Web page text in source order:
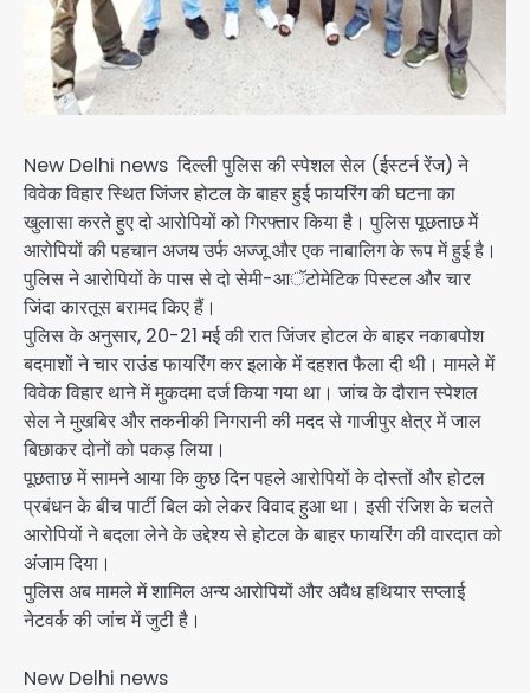
New Delhi news दिल्ली पुलिस की स्पेशल सेल (ईस्टर्न रेंज) ने
विवेक विहार स्थित जिंजर होटल के बाहर हुई फायरिंग की घटना का
खुलासा करते हुए दो आरोपियों को गिरफ्तार किया है। पुलिस पूछताछ मेें
आरोपियों की पहचान अजय उर्फ अज्जू और एक नाबालिग के रूप में हुई है।
पुलिस ने आरोपियों के पास से दो सेमी-आॅटोमेटिक पिस्टल और चार
जिंदा कारतूस बरामद किए हैं।
पुलिस के अनुसार, 20-21 मई की रात जिंजर होटल के बाहर नकाबपोश
बदमाशों ने चार राउंड फायरिंग कर इलाके में दहशत फैला दी थी। मामले में
विवेक विहार थाने में मुकदमा दर्ज किया गया था। जांच के दौरान स्पेशल
सेल ने मुखबिर और तकनीकी निगरानी की मदद से गाजीपुर क्षेत्र में जाल
बिछाकर दोनों को पकड़ लिया।
पूछताछ में सामने आया कि कुछ दिन पहले आरोपियों के दोस्तों और होटल
प्रबंधन के बीच पार्टी बिल को लेकर विवाद हुआ था। इसी रंजिश के चलते
आरोपियों ने बदला लेने के उद्देश्य से होटल के बाहर फायरिंग की वारदात को
अंजाम दिया।
पुलिस अब मामले में शामिल अन्य आरोपियों और अवैध हथियार सप्लाई
नेटवर्क की जांच में जुटी है।
New Delhi news